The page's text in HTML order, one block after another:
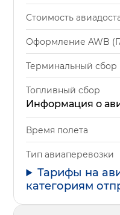
Стоимость
Оформление AWB
Терминальный сбор
Топливный сбор
Информация о
Время полета
Тип авиаперевозки
Тарифы на
категориям